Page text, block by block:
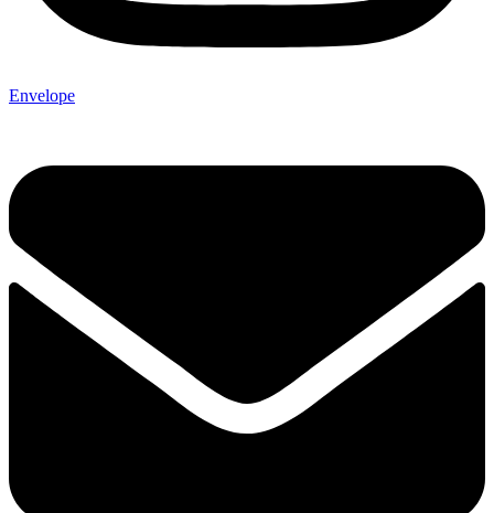
Envelope